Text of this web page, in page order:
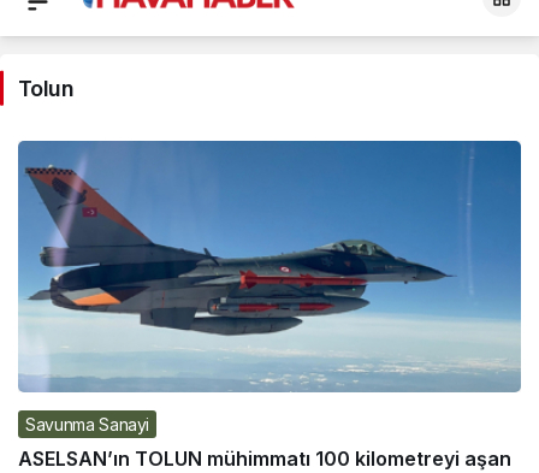
Tolun
Haberleri
Tolun
Savunma Sanayi
ASELSAN’ın TOLUN mühimmatı 100 kilometreyi aşan